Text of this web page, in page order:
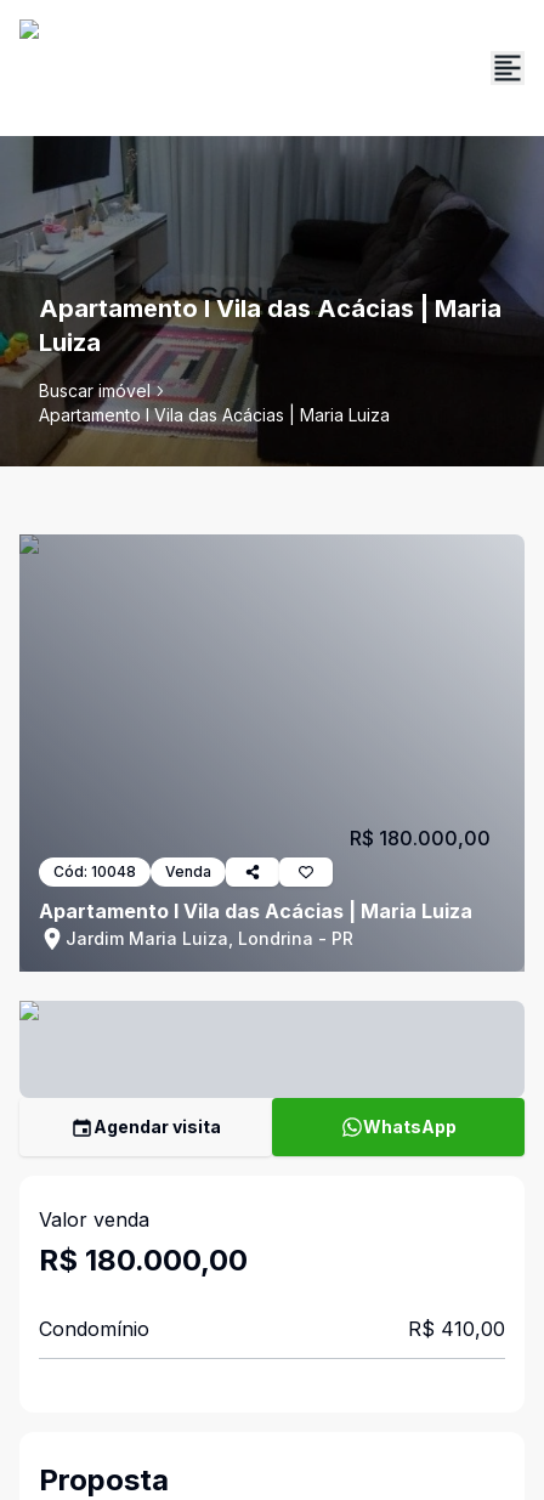
Apartamento l Vila das Acácias | Maria
Luiza
Buscar imóvel
Apartamento l Vila das Acácias | Maria Luiza
Cód: 10048 Venda
Apartamento l Vila das Acácias | Maria Luiza
Jardim Maria Luiza, Londrina - PR
R$ 180.000,00
Agendar visita WhatsApp
Valor venda
R$ 180.000,00
Condomínio R$ 410,00
Proposta